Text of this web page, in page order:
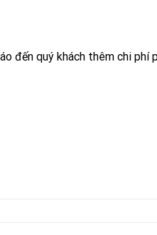
quý khách thêm chi phí